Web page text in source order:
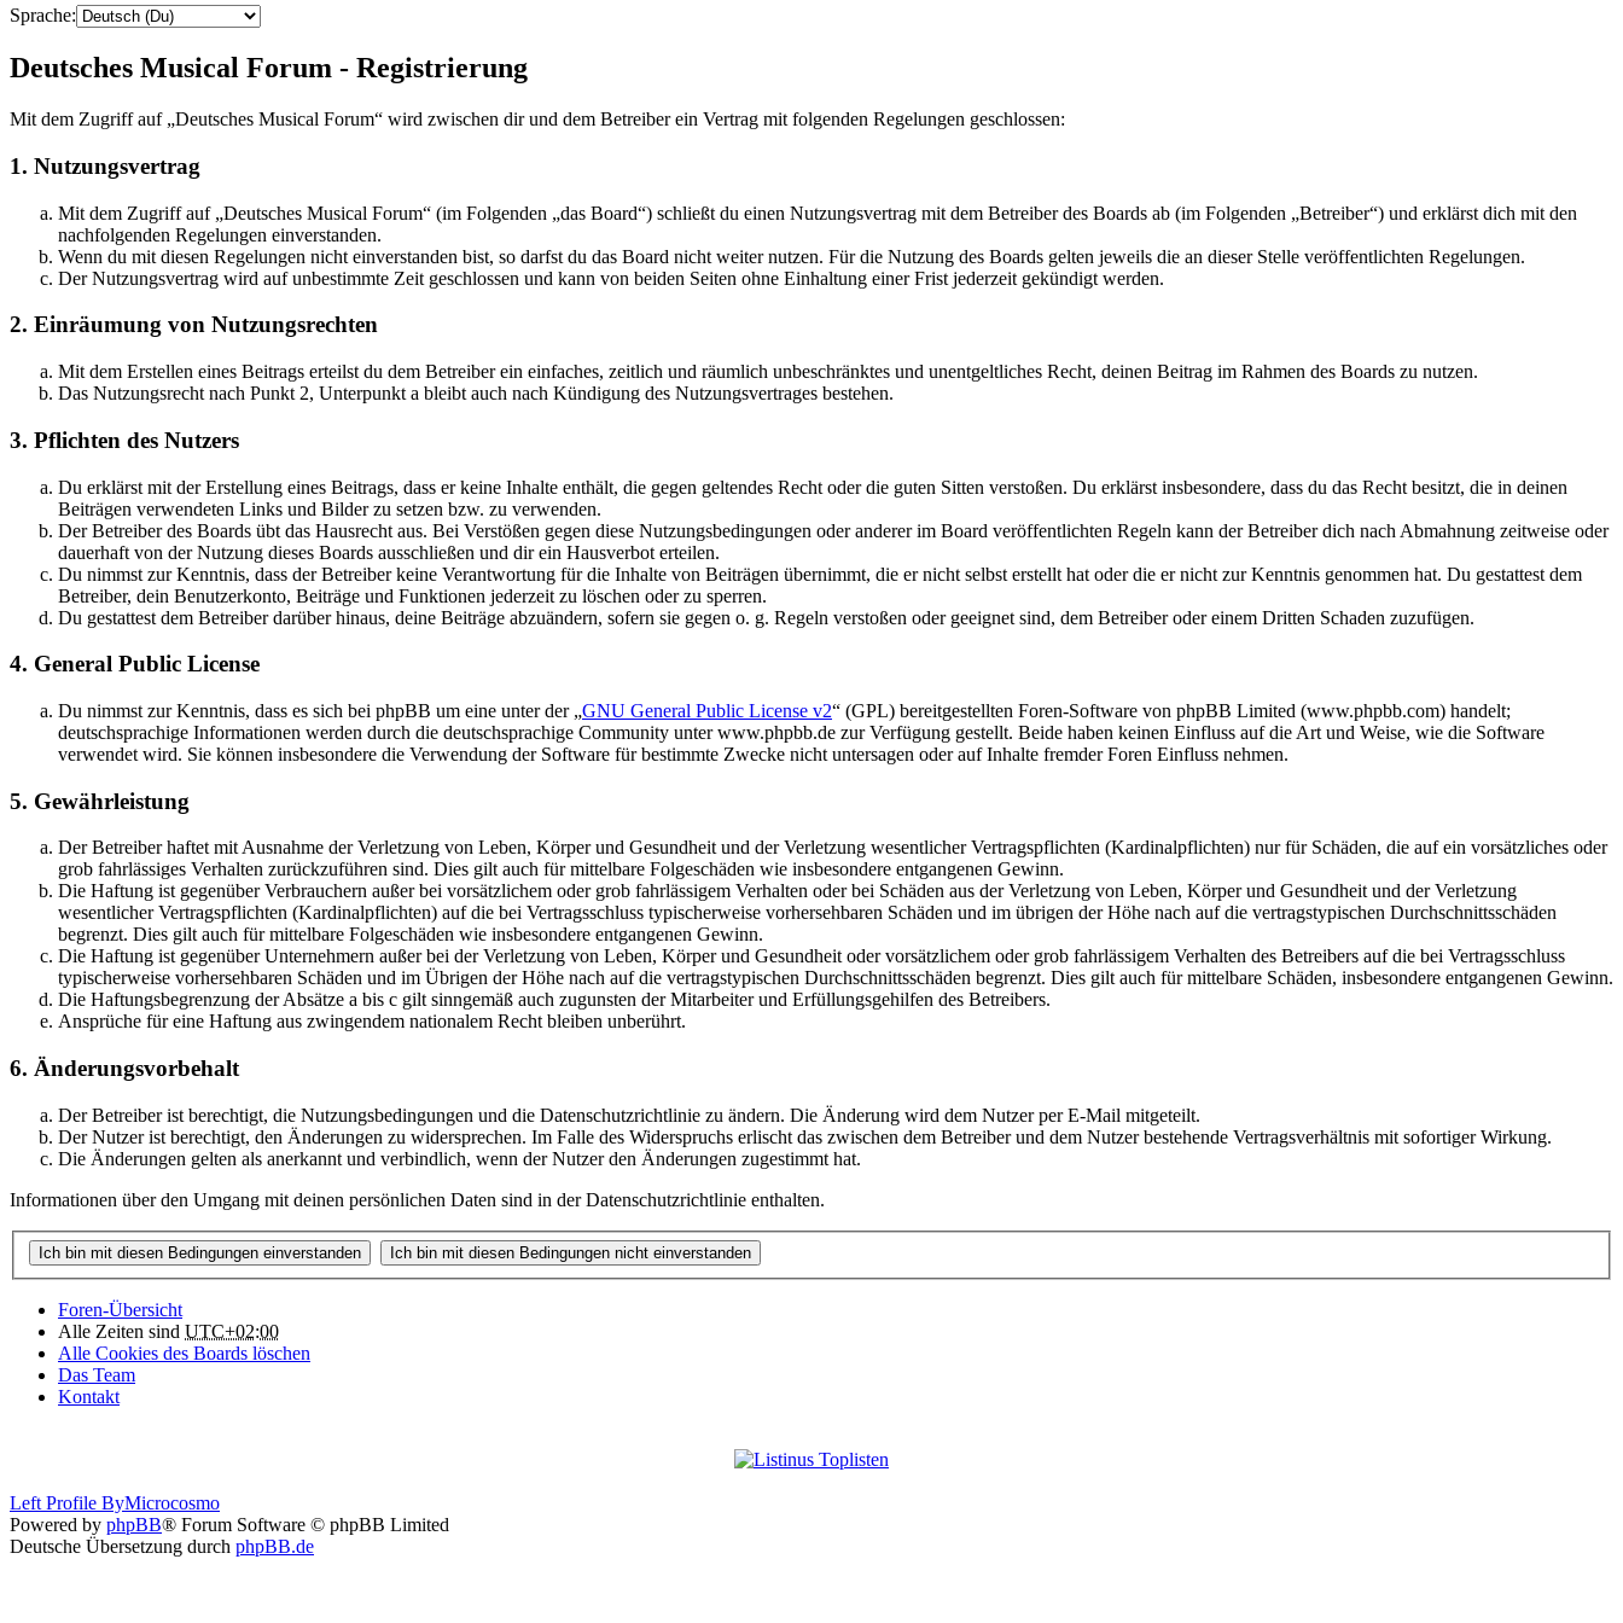
Sprache:
Deutsches Musical Forum - Registrierung
Mit dem Zugriff auf „Deutsches Musical Forum“ wird zwischen dir und dem Betreiber ein Vertrag mit folgenden Regelungen geschlossen:
1. Nutzungsvertrag
Mit dem Zugriff auf „Deutsches Musical Forum“ (im Folgenden „das Board“) schließt du einen Nutzungsvertrag mit dem Betreiber des Boards ab (im Folgenden „Betreiber“) und erklärst dich mit den
nachfolgenden Regelungen einverstanden.
Wenn du mit diesen Regelungen nicht einverstanden bist, so darfst du das Board nicht weiter nutzen. Für die Nutzung des Boards gelten jeweils die an dieser Stelle veröffentlichten Regelungen.
Der Nutzungsvertrag wird auf unbestimmte Zeit geschlossen und kann von beiden Seiten ohne Einhaltung einer Frist jederzeit gekündigt werden.
2. Einräumung von Nutzungsrechten
Mit dem Erstellen eines Beitrags erteilst du dem Betreiber ein einfaches, zeitlich und räumlich unbeschränktes und unentgeltliches Recht, deinen Beitrag im Rahmen des Boards zu nutzen.
Das Nutzungsrecht nach Punkt 2, Unterpunkt a bleibt auch nach Kündigung des Nutzungsvertrages bestehen.
3. Pflichten des Nutzers
Du erklärst mit der Erstellung eines Beitrags, dass er keine Inhalte enthält, die gegen geltendes Recht oder die guten Sitten verstoßen. Du erklärst insbesondere, dass du das Recht besitzt, die in deinen
Beiträgen verwendeten Links und Bilder zu setzen bzw. zu verwenden.
Der Betreiber des Boards übt das Hausrecht aus. Bei Verstößen gegen diese Nutzungsbedingungen oder anderer im Board veröffentlichten Regeln kann der Betreiber dich nach Abmahnung zeitweise oder
dauerhaft von der Nutzung dieses Boards ausschließen und dir ein Hausverbot erteilen.
Du nimmst zur Kenntnis, dass der Betreiber keine Verantwortung für die Inhalte von Beiträgen übernimmt, die er nicht selbst erstellt hat oder die er nicht zur Kenntnis genommen hat. Du gestattest dem
Betreiber, dein Benutzerkonto, Beiträge und Funktionen jederzeit zu löschen oder zu sperren.
Du gestattest dem Betreiber darüber hinaus, deine Beiträge abzuändern, sofern sie gegen o. g. Regeln verstoßen oder geeignet sind, dem Betreiber oder einem Dritten Schaden zuzufügen.
4. General Public License
Du nimmst zur Kenntnis, dass es sich bei phpBB um eine unter der „GNU General Public License v2“ (GPL) bereitgestellten Foren-Software von phpBB Limited (www.phpbb.com) handelt;
deutschsprachige Informationen werden durch die deutschsprachige Community unter www.phpbb.de zur Verfügung gestellt. Beide haben keinen Einfluss auf die Art und Weise, wie die Software
verwendet wird. Sie können insbesondere die Verwendung der Software für bestimmte Zwecke nicht untersagen oder auf Inhalte fremder Foren Einfluss nehmen.
5. Gewährleistung
Der Betreiber haftet mit Ausnahme der Verletzung von Leben, Körper und Gesundheit und der Verletzung wesentlicher Vertragspflichten (Kardinalpflichten) nur für Schäden, die auf ein vorsätzliches oder
grob fahrlässiges Verhalten zurückzuführen sind. Dies gilt auch für mittelbare Folgeschäden wie insbesondere entgangenen Gewinn.
Die Haftung ist gegenüber Verbrauchern außer bei vorsätzlichem oder grob fahrlässigem Verhalten oder bei Schäden aus der Verletzung von Leben, Körper und Gesundheit und der Verletzung
wesentlicher Vertragspflichten (Kardinalpflichten) auf die bei Vertragsschluss typischerweise vorhersehbaren Schäden und im übrigen der Höhe nach auf die vertragstypischen Durchschnittsschäden
begrenzt. Dies gilt auch für mittelbare Folgeschäden wie insbesondere entgangenen Gewinn.
Die Haftung ist gegenüber Unternehmern außer bei der Verletzung von Leben, Körper und Gesundheit oder vorsätzlichem oder grob fahrlässigem Verhalten des Betreibers auf die bei Vertragsschluss
typischerweise vorhersehbaren Schäden und im Übrigen der Höhe nach auf die vertragstypischen Durchschnittsschäden begrenzt. Dies gilt auch für mittelbare Schäden, insbesondere entgangenen Gewinn.
Die Haftungsbegrenzung der Absätze a bis c gilt sinngemäß auch zugunsten der Mitarbeiter und Erfüllungsgehilfen des Betreibers.
Ansprüche für eine Haftung aus zwingendem nationalem Recht bleiben unberührt.
6. Änderungsvorbehalt
Der Betreiber ist berechtigt, die Nutzungsbedingungen und die Datenschutzrichtlinie zu ändern. Die Änderung wird dem Nutzer per E-Mail mitgeteilt.
Der Nutzer ist berechtigt, den Änderungen zu widersprechen. Im Falle des Widerspruchs erlischt das zwischen dem Betreiber und dem Nutzer bestehende Vertragsverhältnis mit sofortiger Wirkung.
Die Änderungen gelten als anerkannt und verbindlich, wenn der Nutzer den Änderungen zugestimmt hat.
Informationen über den Umgang mit deinen persönlichen Daten sind in der Datenschutzrichtlinie enthalten.
Foren-Übersicht
Alle Zeiten sind UTC+02:00
Alle Cookies des Boards löschen
Das Team
Kontakt
Left Profile ByMicrocosmo
Powered by phpBB® Forum Software © phpBB Limited
Deutsche Übersetzung durch phpBB.de